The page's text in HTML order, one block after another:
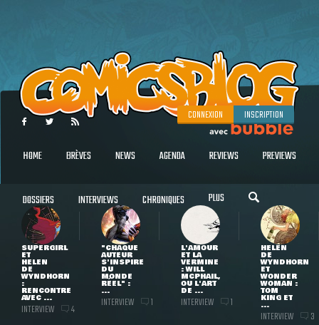
CONNEXION INSCRIPTION
HOME BRÈVES NEWS AGENDA REVIEWS PREVIEWS
DOSSIERS INTERVIEWS CHRONIQUES PLUS
SUPERGIRL
ET
HELEN
DE
WYNDHORN
:
RENCONTRE
AVEC ...
INTERVIEW 4
"CHAQUE
AUTEUR
S'INSPIRE
DU
MONDE
RÉEL" :
...
INTERVIEW 1
L'AMOUR
ET LA
VERMINE
: WILL
MCPHAIL,
OU L'ART
DE ...
INTERVIEW 1
HELEN
DE
WYNDHORN
ET
WONDER
WOMAN :
TOM
KING ET
...
INTERVIEW 3